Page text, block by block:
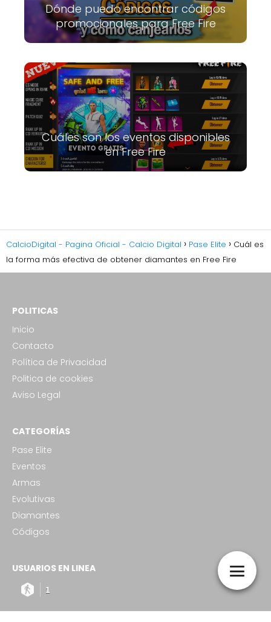
Dónde puedo encontrar códigos
promocionales para Free Fire
Cuáles son los eventos disponibles
en Free Fire
CalcioDigital - Pagina Oficial - Calcio Digital Pase Elite
Cuál es
la forma más efectiva de obtener diamantes en Free Fire
POLITICAS
Inicio
Contacto
Política de Privacidad
Politica de cookies
Aviso Legal
CATEGORÍAS
Pase Elite
Eventos
Armas
Evolutivas
Diamantes
Códigos
USUARIOS EN LINEA
1